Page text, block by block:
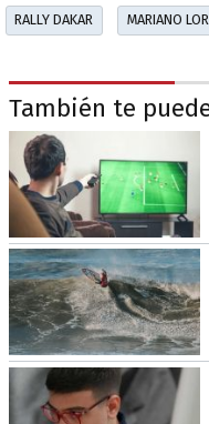
RALLY DAKAR MARIANO
También te